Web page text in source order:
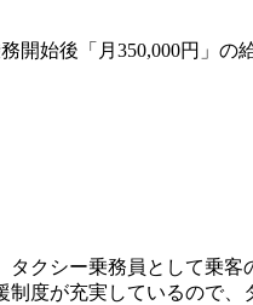
開始後「月350,000円」の
クシー乗務員として乗客
度が充実しているので